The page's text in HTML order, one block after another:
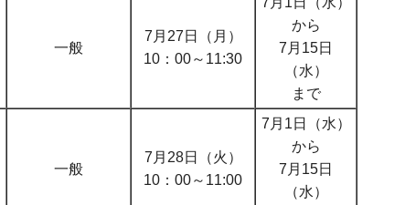
一般
7月27日（月）
10：00～11:30
から
7月15日
（水）
まで
一般
7月28日（火）
10：00～11:00
7月1日（水）
から
7月15日
（水）